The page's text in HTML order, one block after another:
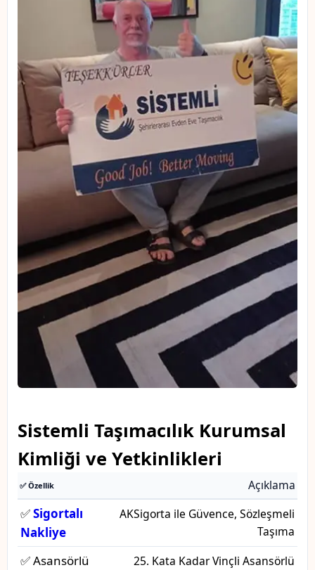
Sistemli Taşımacılık Kurumsal
Kimliği ve Yetkinlikleri
✅ Özellik Açıklama
✅Sigortalı
Nakliye
AKSigorta ile Güvence, Sözleşmeli
Taşıma
✅ Asansörlü
25. Kata Kadar Vinçli Asansörlü